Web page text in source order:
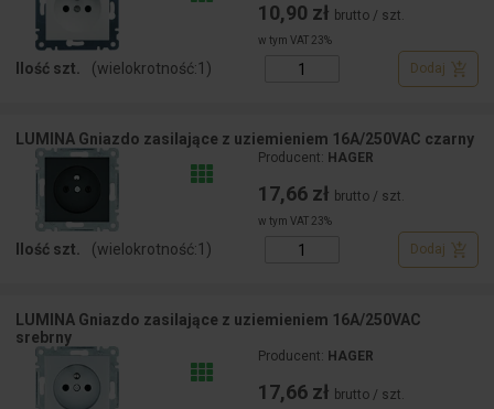
10,90 zł brutto / szt.
w tym VAT 23%
Ilość szt. (wielokrotność:1 ) Dodaj
LUMINA Gniazdo zasilające z uziemieniem 16A/250VAC czarny
Producent: HAGER
17,66 zł brutto / szt.
w tym VAT 23%
Ilość szt. (wielokrotność:1 ) Dodaj
LUMINA Gniazdo zasilające z uziemieniem 16A/250VAC
srebrny
Producent: HAGER
17,66 zł brutto / szt.